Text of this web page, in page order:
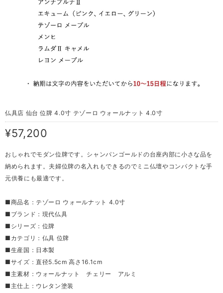
仏具店 仙台 位牌 4.0寸 テゾーロ ウォールナット 4.0寸
¥57,200
おしゃれでモダン位牌です。シャンパンゴールドの台座内部に小さな品を
納められます。夫婦位牌の名入れもできるのでミニ仏壇やコンパクトな手
元供養にも最適です。
■商品名：テゾーロ ウォールナット 4.0寸
■ブランド：現代仏具
■シリーズ：位牌
■カテゴリ：仏具 位牌
■生産国：日本製
■サイズ：直径5.5cm 高さ16.1cm
■主素材：ウォールナット チェリー アルミ
■主仕上：ウレタン塗装